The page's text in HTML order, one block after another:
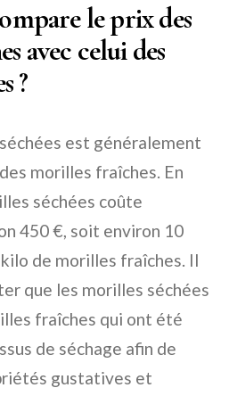
le prix des
avec celui des
?
est généralement
morilles fraîches. En
séchées coûte
450 €, soit environ 10
de morilles fraîches. Il
que les morilles séchées
fraîches qui ont été
de séchage afin de
gustatives et